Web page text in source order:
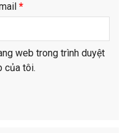
*
web trong trình duyệt
của tôi.